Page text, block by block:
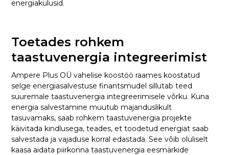
energiakulusid.
Toetades rohkem
taastuvenergia integreerimist
Ampere Plus OÜ vahelise koostöö raames koostatud
selge energiasalvestuse finantsmudel sillutab teed
suuremale taastuvenergia integreerimisele võrku. Kuna
energia salvestamine muutub majanduslikult
tasuvamaks, saab rohkem taastuvenergia projekte
käivitada kindlusega, teades, et toodetud energiat saab
salvestada ja vajaduse korral edastada. See võib oluliselt
kaasa aidata piirkonna taastuvenergia eesmärkide